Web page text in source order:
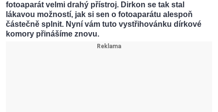
fotoaparát velmi drahý přístroj. Dirkon se tak stal
lákavou možností, jak si sen o fotoaparátu alespoň
částečně splnit. Nyní vám tuto vystřihovánku dírkové
komory přinášíme znovu.